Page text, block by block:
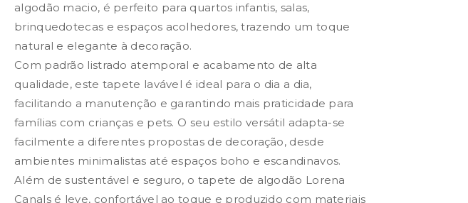
algodão macio, é perfeito para quartos infantis, salas,
brinquedotecas e espaços acolhedores, trazendo um toque
natural e elegante à decoração.
Com padrão listrado atemporal e acabamento de alta
qualidade, este tapete lavável é ideal para o dia a dia,
facilitando a manutenção e garantindo mais praticidade para
famílias com crianças e pets. O seu estilo versátil adapta-se
facilmente a diferentes propostas de decoração, desde
ambientes minimalistas até espaços boho e escandinavos.
Além de sustentável e seguro, o tapete de algodão Lorena
Canals é leve, confortável ao toque e produzido com materiais